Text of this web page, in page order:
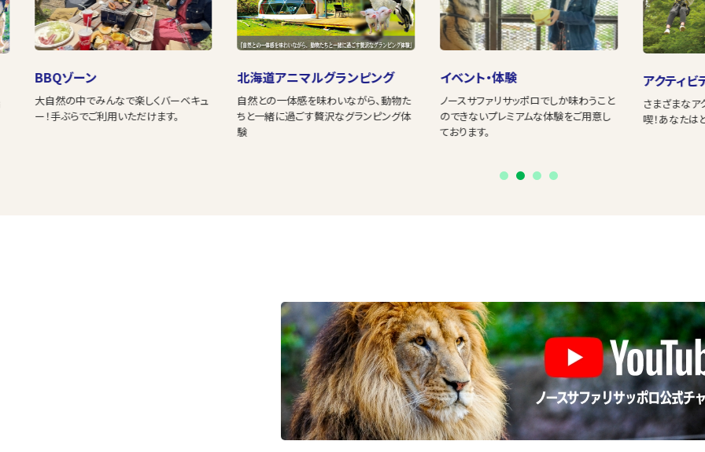
BBQゾーン
大自然の中でみんなで楽しくバーベキュ
ー！手ぶらでご利用いただけます。
北海道アニマルグランピング
自然との一体感を味わいながら、動物た
ちと一緒に過ごす贅沢なグランピング体
験
イベント・体験
ノースサファリサッポロでしか味わうこと
のできないプレミアムな体験をご用意し
ております。
アクティビ
さまざまなア
喫！あなたは